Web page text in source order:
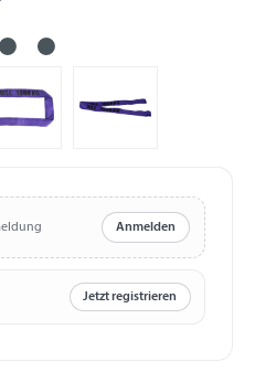
Anmelden
Jetzt registrieren